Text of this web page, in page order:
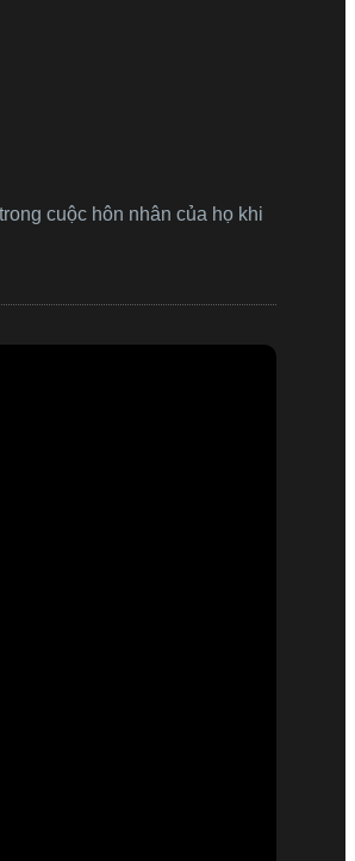
cuộc hôn nhân của họ khi